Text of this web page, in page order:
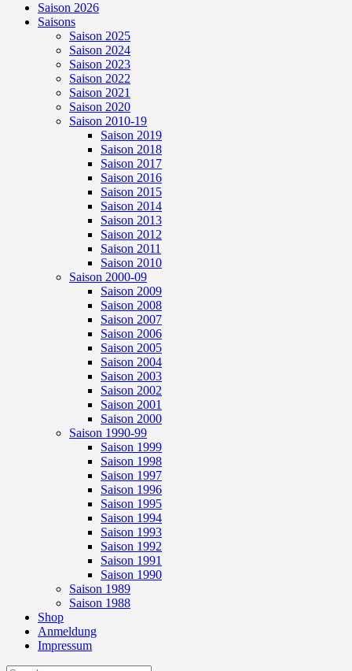
Saison 2026
Saisons
Saison 2025
Saison 2024
Saison 2023
Saison 2022
Saison 2021
Saison 2020
Saison 2010-19
Saison 2019
Saison 2018
Saison 2017
Saison 2016
Saison 2015
Saison 2014
Saison 2013
Saison 2012
Saison 2011
Saison 2010
Saison 2000-09
Saison 2009
Saison 2008
Saison 2007
Saison 2006
Saison 2005
Saison 2004
Saison 2003
Saison 2002
Saison 2001
Saison 2000
Saison 1990-99
Saison 1999
Saison 1998
Saison 1997
Saison 1996
Saison 1995
Saison 1994
Saison 1993
Saison 1992
Saison 1991
Saison 1990
Saison 1989
Saison 1988
Shop
Anmeldung
Impressum